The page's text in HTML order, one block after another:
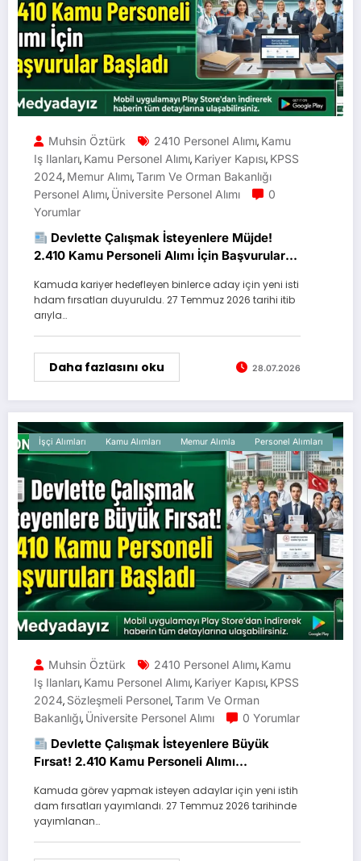
Muhsin Öztürk 2410 Personel Alımı, Kamu
Iş Ilanları, Kamu Personel Alımı, Kariyer Kapısı, KPSS
2024, Memur Alımı,Tarım Ve Orman Bakanlığı
Personel Alımı, Üniversite Personel Alımı
0
Yorumlar
Devlette Çalışmak İsteyenlere Müjde!
2.410 Kamu Personeli Alımı İçin Başvurular
Kamuda kariyer hedefleyen binlerce aday için yeni isti
hdam fırsatları duyuruldu. 27 Temmuz 2026 tarihi itib
arıyla…
Daha fazlasını oku 28.07.2026
İşçi Alımları Kamu Alımları Memur Alımla Personel Alımları
Muhsin Öztürk 2410 Personel Alımı, Kamu
Iş Ilanları, Kamu Personel Alımı, Kariyer Kapısı, KPSS
2024, Sözleşmeli Personel,Tarım Ve Orman
Bakanlığı, Üniversite Personel Alımı 0 Yorumlar
Devlette Çalışmak İsteyenlere Büyük
Fırsat! 2.410 Kamu Personeli Alımı
Kamuda görev yapmak isteyen adaylar için yeni istih
dam fırsatları yayımlandı. 27 Temmuz 2026 tarihinde
yayımlanan…